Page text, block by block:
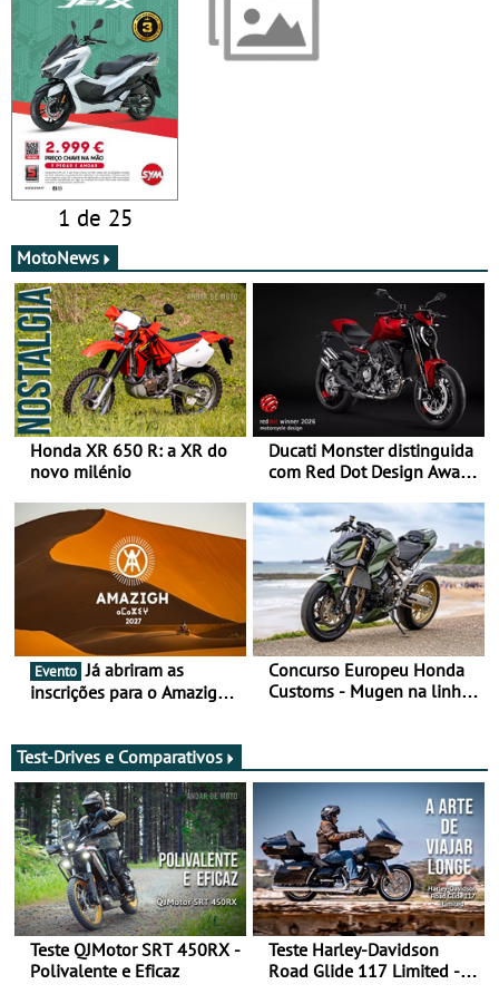
1 de 25
MotoNews
Honda XR 650 R: a XR do
novo milénio
Ducati Monster distinguida
com Red Dot Design Award
Evento Já abriram as
inscrições para o Amazigh
maio - The ultimate
experience in Morocco
Concurso Europeu Honda
Customs - Mugen na linha
Test-Drives e Comparativos
Teste QJMotor SRT 450RX -
Polivalente e Eficaz
Teste Harley-Davidson
Road Glide 117 Limited - A